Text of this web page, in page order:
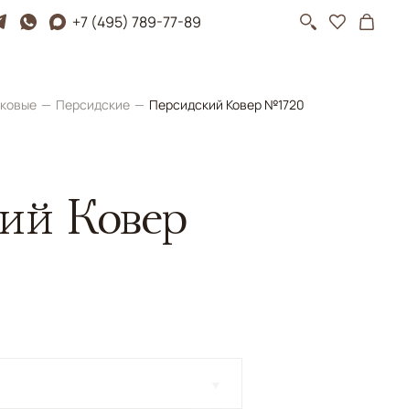
+7 (495) 789-77-89
Персидские Персидский Ковер №1720
Ковер